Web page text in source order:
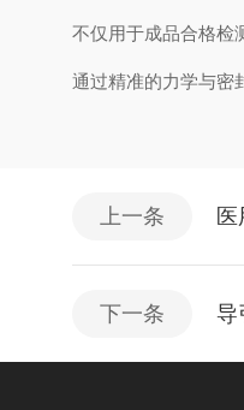
不仅用于成品合格检
通过精准的力学与密
上一条
下一条 导